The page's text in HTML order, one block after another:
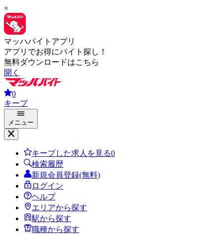
×
マッハバイトアプリ
アプリでお得にバイト探し！
無料ダウンロードはこちら
開く
0
キープ
メニュー
キープした求人を見る0
検索履歴
新規会員登録(無料)
ログイン
ヘルプ
エリアから探す
駅から探す
職種から探す